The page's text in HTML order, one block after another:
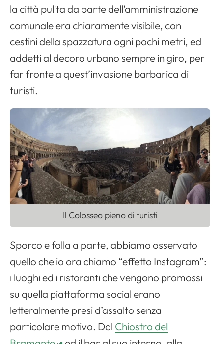
la città pulita da parte dell’amministrazione
comunale era chiaramente visibile, con
cestini della spazzatura ogni pochi metri, ed
addetti al decoro urbano sempre in giro, per
far fronte a quest’invasione barbarica di
turisti.
Il Colosseo pieno di turisti
Sporco e folla a parte, abbiamo osservato
quello che io ora chiamo “effetto Instagram”:
i luoghi ed i ristoranti che vengono promossi
su quella piattaforma social erano
letteralmente presi d’assalto senza
particolare motivo. Dal Chiostro del